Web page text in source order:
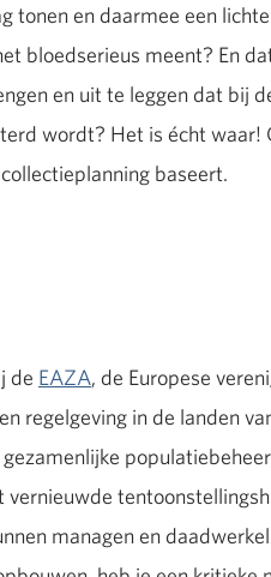
tonen en daarmee een
bloedserieus meent? En
en uit te leggen dat bij
wordt? Het is écht waar!
baseert.
de EAZA, de Europese
regelgeving in de landen
managen en